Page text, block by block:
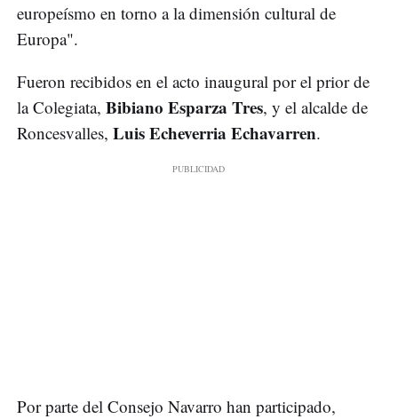
europeísmo en torno a la dimensión cultural de
Europa".
Fueron recibidos en el acto inaugural por el prior de
la Colegiata, Bibiano Esparza Tres, y el alcalde de
Roncesvalles, Luis Echeverria Echavarren.
Por parte del Consejo Navarro han participado,